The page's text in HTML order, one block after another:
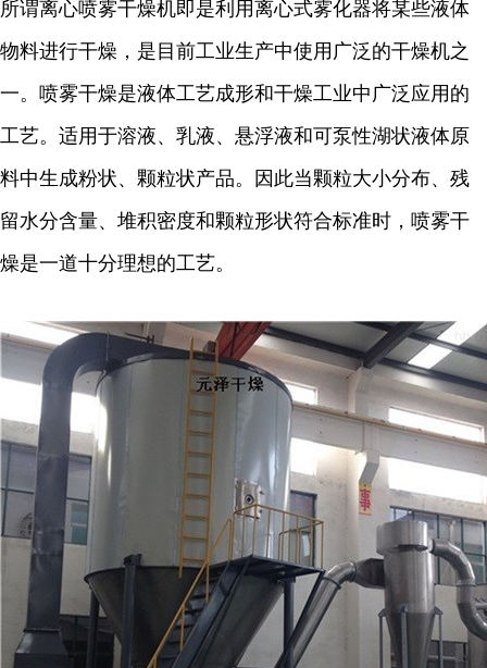
所谓离心喷雾干燥机即是利用离心式雾化器将某些液体
物料进行干燥，是目前工业生产中使用广泛的干燥机之
一。喷雾干燥是液体工艺成形和干燥工业中广泛应用的
工艺。适用于溶液、乳液、悬浮液和可泵性湖状液体原
料中生成粉状、颗粒状产品。因此当颗粒大小分布、残
留水分含量、堆积密度和颗粒形状符合标准时，喷雾干
燥是一道十分理想的工艺。